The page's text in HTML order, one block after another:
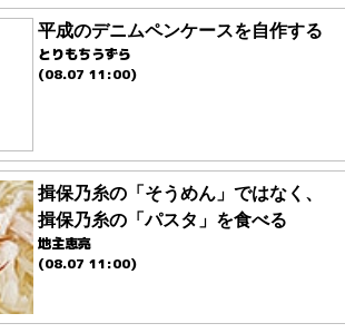
平成のデニムペンケースを自作する
とりもちうずら
(08.07 11:00)
揖保乃糸の「そうめん」ではなく、
揖保乃糸の「パスタ」を食べる
地主恵亮
(08.07 11:00)